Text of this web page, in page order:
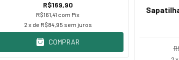
R$169,90
R$161,41 com Pix
2 x de R$84,95 sem juros
COMPRAR